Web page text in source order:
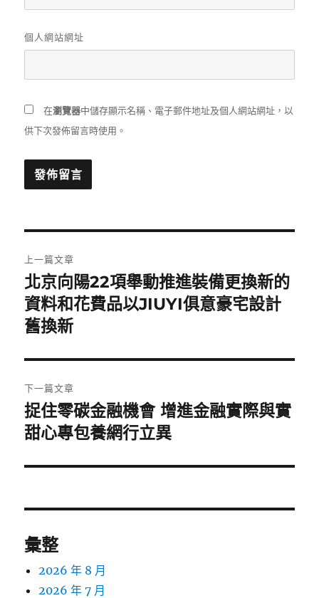
個人網站網址
在瀏覽器中儲存顯示名稱、電子郵件地址及個人網站網址，以
供下次發佈留言時使用。
章
導
覽
上一篇文章
上
一
篇
章:
北京向陽22項舉動推進裝備更換新的
資料和花費品以JIUYI俱意豪宅設計
舊換新
下一篇文章
下
一
文
捉住零碳金融機會 增進金融實際與實
甜心專包養網行立異
彙整
2026 年 8 月
2026 年 7 月